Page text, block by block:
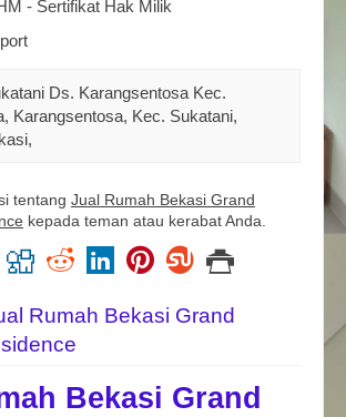
- Sertifikat Hak Milik
Ds. Karangsentosa Kec.
Karangsentosa, Kec. Sukatani,
tentang Jual Rumah Bekasi Grand
kepada teman atau kerabat Anda.
Rumah Bekasi Grand
Bekasi Grand